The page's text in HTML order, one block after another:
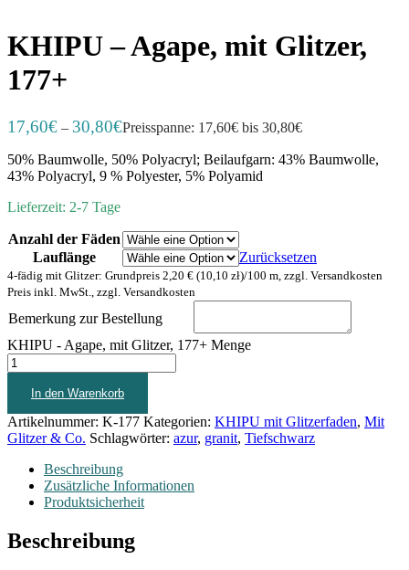
KHIPU – Agape, mit Glitzer,
177+
17,60€ – 30,80€Preisspanne: 17,60€ bis 30,80€
50% Baumwolle, 50% Polyacryl; Beilaufgarn: 43% Baumwolle,
43% Polyacryl, 9 % Polyester, 5% Polyamid
Lieferzeit: 2-7 Tage
Anzahl der Fäden
Lauflänge
Zurücksetzen
4-fädig mit Glitzer: Grundpreis 2,20 € (10,10 zł)/100 m, zzgl. Versandkosten
Preis inkl. MwSt., zzgl. Versandkosten
Bemerkung zur Bestellung
KHIPU - Agape, mit Glitzer, 177+ Menge
In den Warenkorb
Artikelnummer: K-177 Kategorien: KHIPU mit Glitzerfaden, Mit
Glitzer & Co. Schlagwörter: azur, granit, Tiefschwarz
Beschreibung
Zusätzliche Informationen
Produktsicherheit
Beschreibung